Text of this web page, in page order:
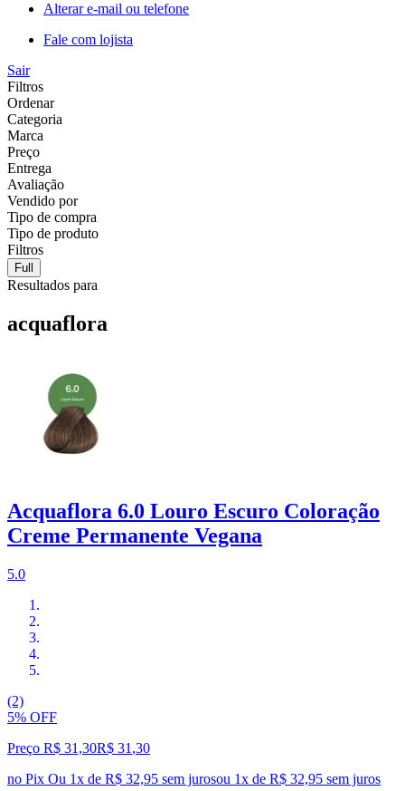
Alterar e-mail ou telefone
Fale com lojista
Sair
Filtros
Ordenar
Categoria
Marca
Preço
Entrega
Avaliação
Vendido por
Tipo de compra
Tipo de produto
Filtros
Full
Resultados para
acquaflora
Acquaflora 6.0 Louro Escuro Coloração
Creme Permanente Vegana
5.0
(2)
5% OFF
Preço R$ 31,30R$ 31 ,30
no Pix Ou 1x de R$ 32,95 sem jurosou 1x de R$ 32,95 sem juros